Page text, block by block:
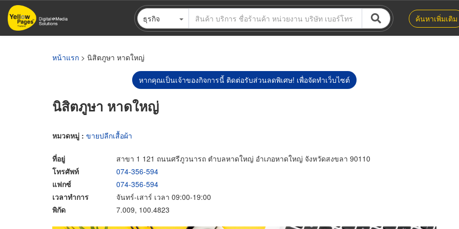
ข้าม
ไป
ธุรกิจ ค้นหาเพิ่มเติม
หน้าแรก > นิสิตภูษา หาดใหญ่
หากคุณเป็นเจ้าของกิจการนี้ ติดต่อรับส่วนลดพิเศษ! เพื่อจัดทำเว็บไซต์
นิสิตภูษา หาดใหญ่
หมวดหมู่ : ขายปลีกเสื้อผ้า
ที่อยู่
สาขา 1 121 ถนนศรีภูวนารถ ตำบลหาดใหญ่ อำเภอหาดใหญ่ จังหวัดสงขลา 90110
โทรศัพท์
074-356-594
แฟกซ์
074-356-594
เวลาทำการ
จันทร์-เสาร์ เวลา 09:00-19:00
พิกัด
7.009, 100.4823